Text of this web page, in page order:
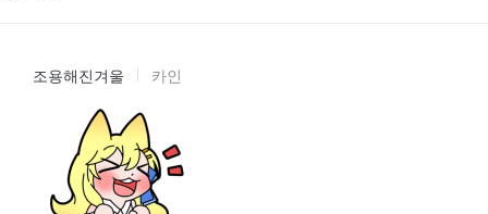
조용해진겨울 카인